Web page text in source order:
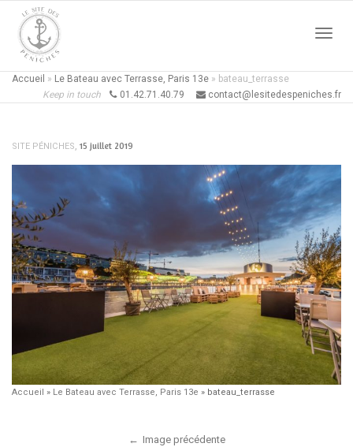
Accueil » Le Bateau avec Terrasse, Paris 13e » bateau_terrasse
Keep in touch
01.42.71.40.79 contact@lesitedespeniches.fr
SITE PÉNICHES, 15 juillet 2019
Accueil » Le Bateau avec Terrasse, Paris 13e » bateau_terrasse
Image précédente